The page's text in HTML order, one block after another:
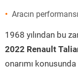
Aracın
1968 yılından bu
2022 Renault
onarımı